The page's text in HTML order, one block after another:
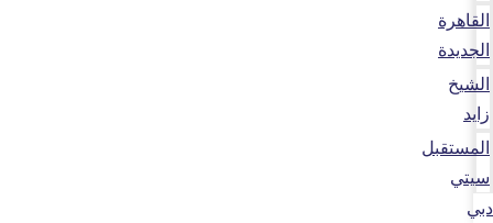
القاهرة
الجديدة
الشيخ
زايد
المستقبل
سيتي
دبي